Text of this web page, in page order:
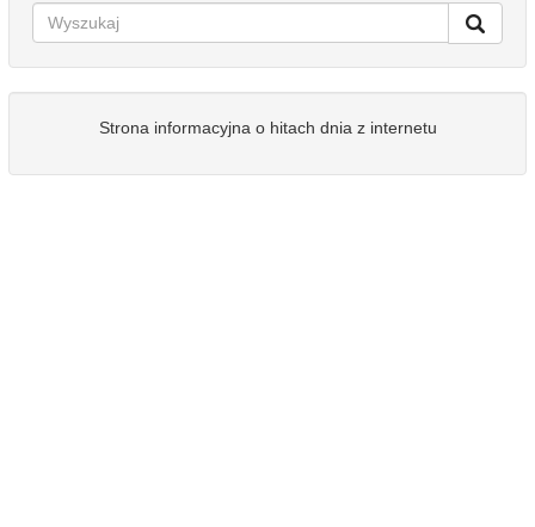
Strona informacyjna o hitach dnia z internetu